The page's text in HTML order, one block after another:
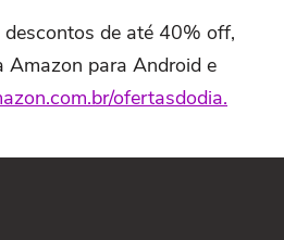
de até 40% off,
Amazon para Android e
ofertasdodia.